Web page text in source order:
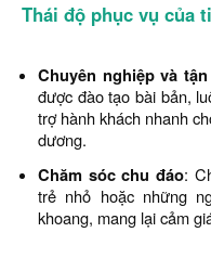
Thái độ phục vụ của
Chuyên nghiệp và
được đào tạo bài bản,
trợ hành khách nhanh
dương.
Chăm sóc chu đáo:
trẻ nhỏ hoặc những
khoang, mang lại cảm